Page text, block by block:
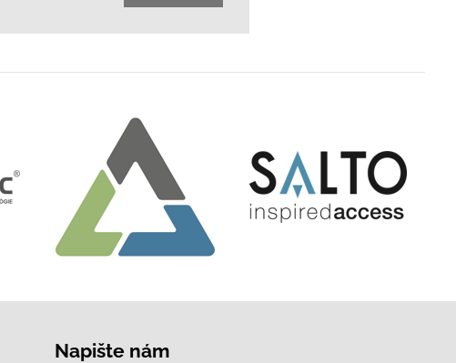
Napište nám